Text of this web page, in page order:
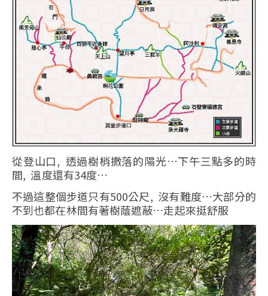
從登山口, 透過樹梢撒落的陽光…下午三點多的時
間, 溫度還有34度…
不過這整個步道只有500公尺, 沒有難度…大部分的
不到也都在林間有著樹蔭遮蔽…走起來挺舒服